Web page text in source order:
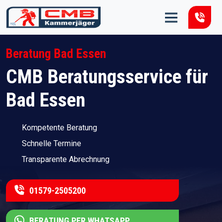
Zum Inhalt springen
Beratung Bad Essen
CMB Beratungsservice für
Bad Essen
Kompetente Beratung
Schnelle Termine
Transparente Abrechnung
01579-2505200